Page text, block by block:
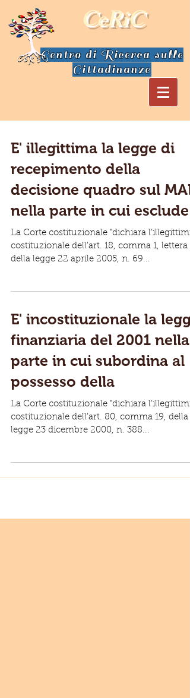
CeRiC
Centro di Ricerca sulle
Cittadinanze
E' illegittima la legge di
recepimento della
decisione quadro sul MAE
nella parte in cui esclude
La Corte costituzionale "dichiara
costituzionale dell’art. 18, comma 1, lettera
della legge 22 aprile 2005, n. 69...
E' incostituzionale la
finanziaria del 2001 nella
parte in cui subordina al
possesso della
La Corte costituzionale "dichiara
costituzionale dell’art. 80, comma 19, della
legge 23 dicembre 2000, n. 388...